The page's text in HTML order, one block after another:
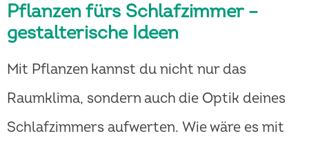
Pflanzen fürs Schlafzimmer –
gestalterische Ideen
Mit Pflanzen kannst du nicht nur das
Raumklima, sondern auch die Optik deines
Schlafzimmers aufwerten. Wie wäre es mit